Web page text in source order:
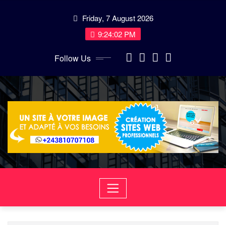
Friday, 7 August 2026
9:24:04 PM
Follow Us